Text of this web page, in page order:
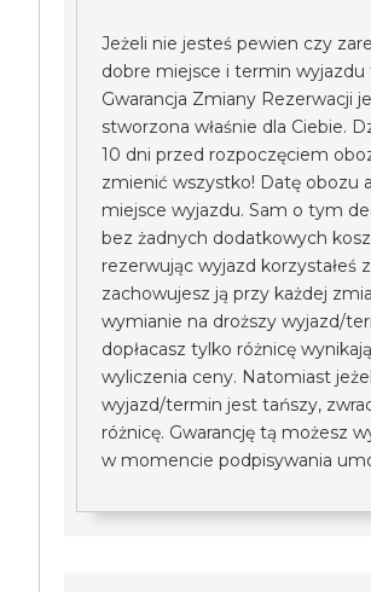
Jeżeli nie jesteś pewien czy
dobre miejsce i termin wyjazdu
Gwarancja Zmiany Rezerwacji
stworzona właśnie dla Ciebie.
10 dni przed rozpoczęciem
zmienić wszystko! Datę obozu
miejsce wyjazdu. Sam o tym
bez żadnych dodatkowych
rezerwując wyjazd korzystałeś
zachowujesz ją przy każdej
wymianie na droższy wyjazd/
dopłacasz tylko różnicę
wyliczenia ceny. Natomiast
wyjazd/termin jest tańszy,
różnicę. Gwarancję tą możesz
w momencie podpisywania